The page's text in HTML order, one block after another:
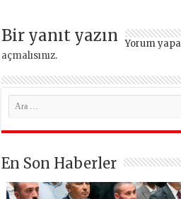
Bir yanıt yazın Yorum
açmalısınız.
En Son Haberler